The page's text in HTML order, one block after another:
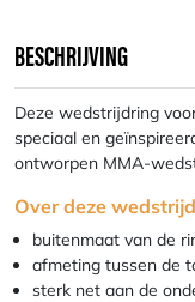
BESCHRIJVING
Deze wedstrijdring
speciaal en
ontworpen MMA-
Over deze
buitenmaat van de
afmeting tussen de
sterk net aan de